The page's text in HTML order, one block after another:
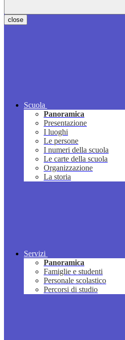
close
Scuola
Panoramica
Presentazione
I luoghi
Le persone
I numeri della scuola
Le carte della scuola
Organizzazione
La storia
Servizi
Panoramica
Famiglie e studenti
Personale scolastico
Percorsi di studio